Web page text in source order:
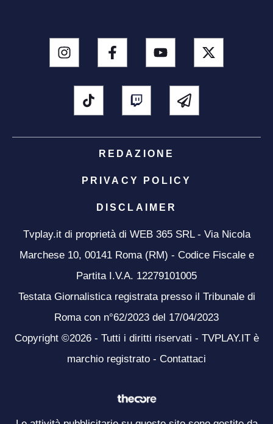
REDAZIONE
PRIVACY POLICY
DISCLAIMER
Tvplay.it di proprietà di WEB 365 SRL - Via Nicola
Marchese 10, 00141 Roma (RM) - Codice Fiscale e
Partita I.V.A. 12279101005
Testata Giornalistica registrata presso il Tribunale di
Roma con n°62/2023 del 17/04/2023
Copyright ©2026 - Tutti i diritti riservati - TVPLAY.IT è
marchio registrato - Contattaci